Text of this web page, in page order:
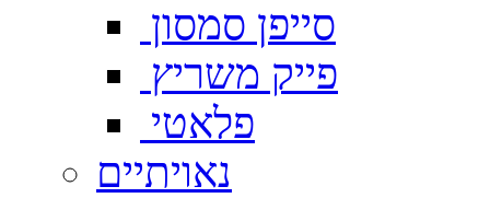
סייפן סמסון
פייק משריץ
פלאטי
נאויתיים